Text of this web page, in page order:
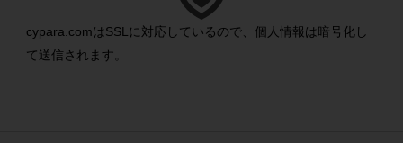
cypara.comはSSLに対応しているので、個人情報は暗号化し
て送信されます。